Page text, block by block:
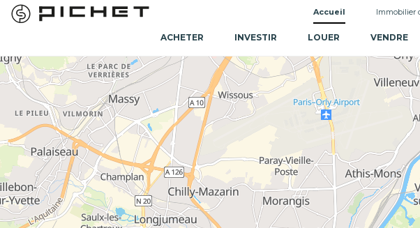
Accueil Immobilier
ACHETER INVESTIR LOUER VENDRE
Accueil Programme immobilier neuf Programme immobilier neuf Île-de-France
Programme immobilier neuf Gentilly (94250)
Acheter unprogramme immobilier neuf à Gentilly
permet de
Marne directement connectée à la capitale. Située au sud
investisseurs recherchant un marché plus accessible que Paris
Pour élargir votre recherche, vous pouvez consulter nos
recherche d’appartement neuf à Gentilly, que vous souhaitiez